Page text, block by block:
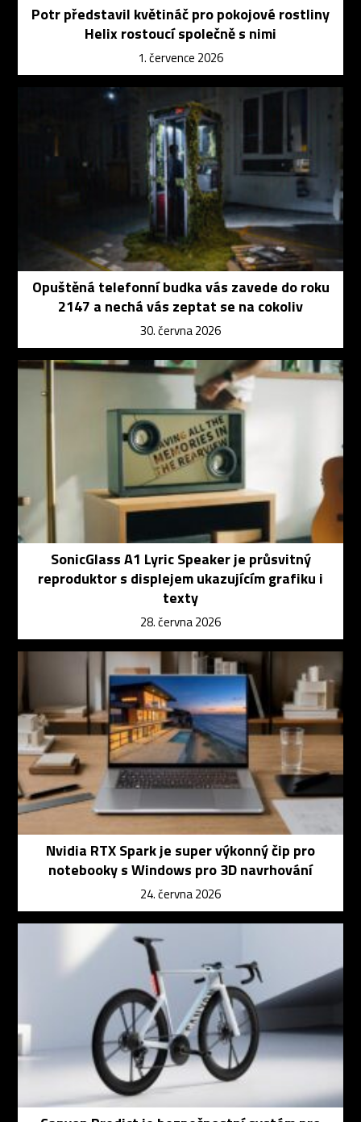
Potr představil květináč pro pokojové rostliny
Helix rostoucí společně s nimi
1. července 2026
Opuštěná telefonní budka vás zavede do roku
2147 a nechá vás zeptat se na cokoliv
30. června 2026
SonicGlass A1 Lyric Speaker je průsvitný
reproduktor s displejem ukazujícím grafiku i
texty
28. června 2026
Nvidia RTX Spark je super výkonný čip pro
notebooky s Windows pro 3D navrhování
24. června 2026